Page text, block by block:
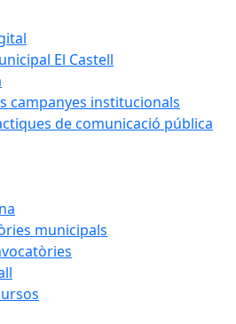
El Castell
campanyes institucionals
de comunicació pública
municipals